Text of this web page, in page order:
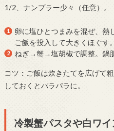
1/2、ナンプラー少々（任意）。
卵に塩ひとつまみを混ぜ、
ご飯を投入して大きくほぐす。
ねぎ→蟹→塩胡椒で調整。鍋
コツ：ご飯は炊きたてを広げて
しておくとパラパラに。
冷製蟹パスタや白ワ